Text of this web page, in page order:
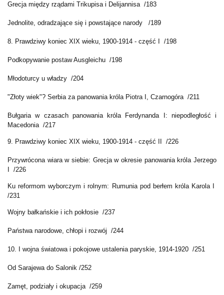
Grecja między rządami Trikupisa i Delijannisa /183
Jednolite, odradzające się i powstające narody /189
8. Prawdziwy koniec XIX wieku, 1900-1914 - część I /198
Podkopywanie postaw Ausgleichu /198
Młodoturcy u władzy /204
"Złoty wiek"? Serbia za panowania króla Piotra I, Czarnogóra /211
Bułgaria w czasach panowania króla Ferdynanda I: niepodległość i
Macedonia /217
9. Prawdziwy koniec XIX wieku, 1900-1914 - część II /226
Przywrócona wiara w siebie: Grecja w okresie panowania króla Jerzego
I /226
Ku reformom wyborczym i rolnym: Rumunia pod berłem króla Karola I
/231
Wojny bałkańskie i ich pokłosie /237
Państwa narodowe, chłopi i rozwój /244
10. I wojna światowa i pokojowe ustalenia paryskie, 1914-1920 /251
Od Sarajewa do Salonik /252
Zamęt, podziały i okupacja /259